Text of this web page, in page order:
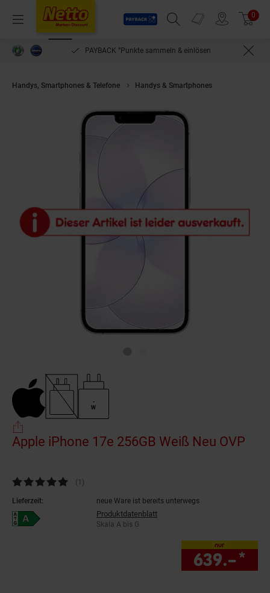
Menü
Payback
Suchfeld einblenden
Prospekte 0
PAYBACK °Punkte sammeln & einlösen
Handys, Smartphones & Telefone Handys & Smartphones
-
W
Apple iPhone 17e 256GB Weiß Neu OVP
Kundenbewertung: 5 von 5 Sternen
(1 Kundenbewertungen
)
Lieferzeit:
neue Ware ist bereits unterwegs
Energieeffizienzklasse A auf Skala A bis G
Produktdatenblatt
Skala A bis G
nur
639.–*